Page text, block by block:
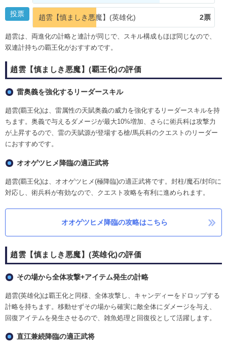
投票 趙雲【慎ましき悪魔】(英雄化) 2票
趙雲は、両進化の計略と連計が同じで、スキル構成もほぼ同じなので、
双連計持ちの覇王化がおすすめです。
趙雲【慎ましき悪魔】(覇王化)の評価
雷奥義を強化するリーダースキル
趙雲(覇王化)は、雷属性の天賦奥義の威力を強化するリーダースキルを持
ちます。奥義で与えるダメージが最大10%増加、さらに術兵科は攻撃力
が上昇するので、雷の天賦源が登場する槍/馬兵科のクエストのリーダー
におすすめです。
オオゲツヒメ降臨の適正武将
趙雲(覇王化)は、オオゲツヒメ(極降臨)の適正武将です。封柱/魔石/封印に
対応し、術兵科が有効なので、クエスト攻略を有利に進められます。
オオゲツヒメ降臨の攻略はこちら
趙雲【慎ましき悪魔】(英雄化)の評価
その場から全体攻撃+アイテム発生の計略
趙雲(英雄化)は覇王化と同様、全体攻撃し、キャンディーをドロップする
計略を持ちます。移動せずその場から確実に敵全体にダメージを与え、
回復アイテムを発生させるので、雑魚処理と回復役として活躍します。
直江兼続降臨の適正武将